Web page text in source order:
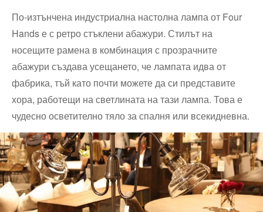
По-изтънчена индустриална настолна лампа от Four
Hands е с ретро стъклени абажури. Стилът на
носещите рамена в комбинация с прозрачните
абажури създава усещането, че лампата идва от
фабрика, тъй като почти можете да си представите
хора, работещи на светлината на тази лампа. Това е
чудесно осветително тяло за спалня или всекидневна.